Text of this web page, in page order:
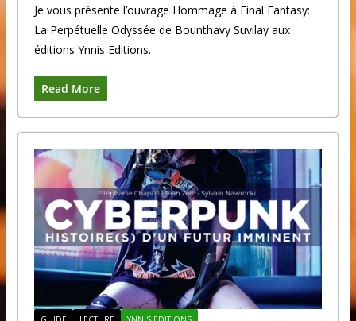
Je vous présente l’ouvrage Hommage à Final Fantasy:
La Perpétuelle Odyssée de Bounthavy Suvilay aux
éditions Ynnis Editions.
Read More